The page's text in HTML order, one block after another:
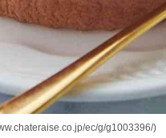
ec/g/g1003396/)